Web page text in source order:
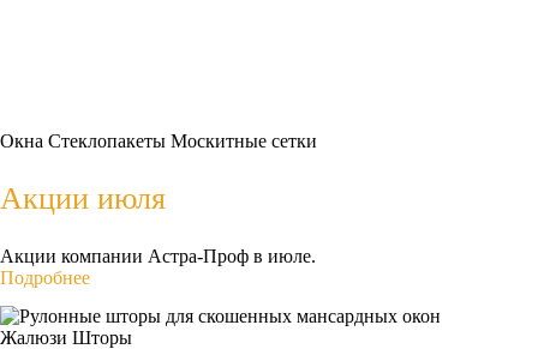
Окна Стеклопакеты Москитные сетки
Акции июля
Акции компании Астра-Проф в июле.
Подробнее
Жалюзи Шторы